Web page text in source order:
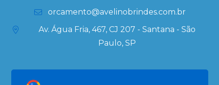
orcamento@avelinobrindes.com.br
Av. Água Fria, 467, CJ 207 - Santana - São
Paulo, SP